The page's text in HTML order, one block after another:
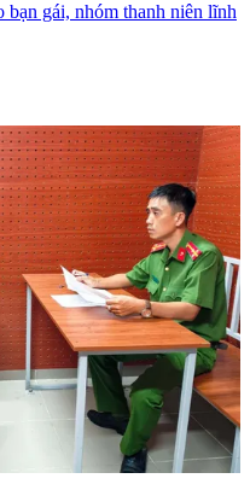
gái, nhóm thanh niên lĩnh